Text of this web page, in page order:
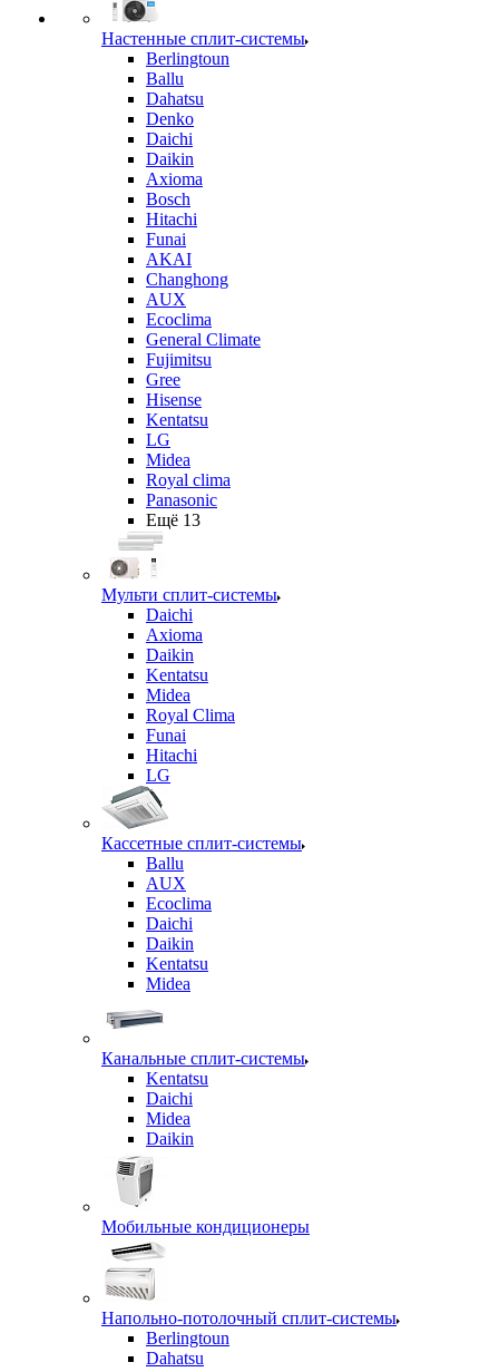
Настенные сплит-системы
Berlingtoun
Ballu
Dahatsu
Denko
Daichi
Daikin
Axioma
Bosch
Hitachi
Funai
AKAI
Changhong
AUX
Ecoclima
General Climate
Fujimitsu
Gree
Hisense
Kentatsu
LG
Midea
Royal clima
Panasonic
Ещё 13
Мульти сплит-системы
Daichi
Axioma
Daikin
Kentatsu
Midea
Royal Clima
Funai
Hitachi
LG
Кассетные сплит-системы
Ballu
AUX
Ecoclima
Daichi
Daikin
Kentatsu
Midea
Канальные сплит-системы
Kentatsu
Daichi
Midea
Daikin
Мобильные кондиционеры
Напольно-потолочный сплит-системы
Berlingtoun
Dahatsu